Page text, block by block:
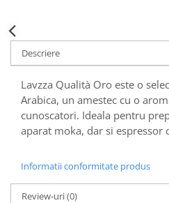
Descriere
Lavzza Qualità Oro este o
Arabica, un amestec cu o
cunoscatori. Ideala pentru
aparat moka, dar si espressor
Informatii conformitate produs
Review-uri(0)